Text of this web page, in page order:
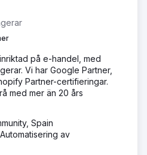
på e-handel, med
Vi har Google Partner,
Partner-certifieringar.
med mer än 20 års
Spain
av